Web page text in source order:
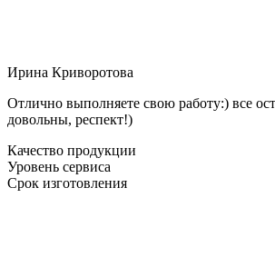
Ирина Криворотова
Отлично выполняете свою работу:) все
довольны, респект!)
Качество продукции
Уровень сервиса
Срок изготовления